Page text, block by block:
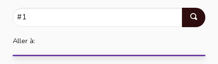
Aller à: